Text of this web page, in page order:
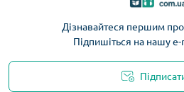
Дізнавайтеся першим про
Підпишіться на нашу